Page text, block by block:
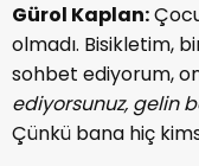
Gürol Kaplan:
olmadı. Bisikletim,
sohbet ediyorum,
ediyorsunuz, gelin
Çünkü bana hiç